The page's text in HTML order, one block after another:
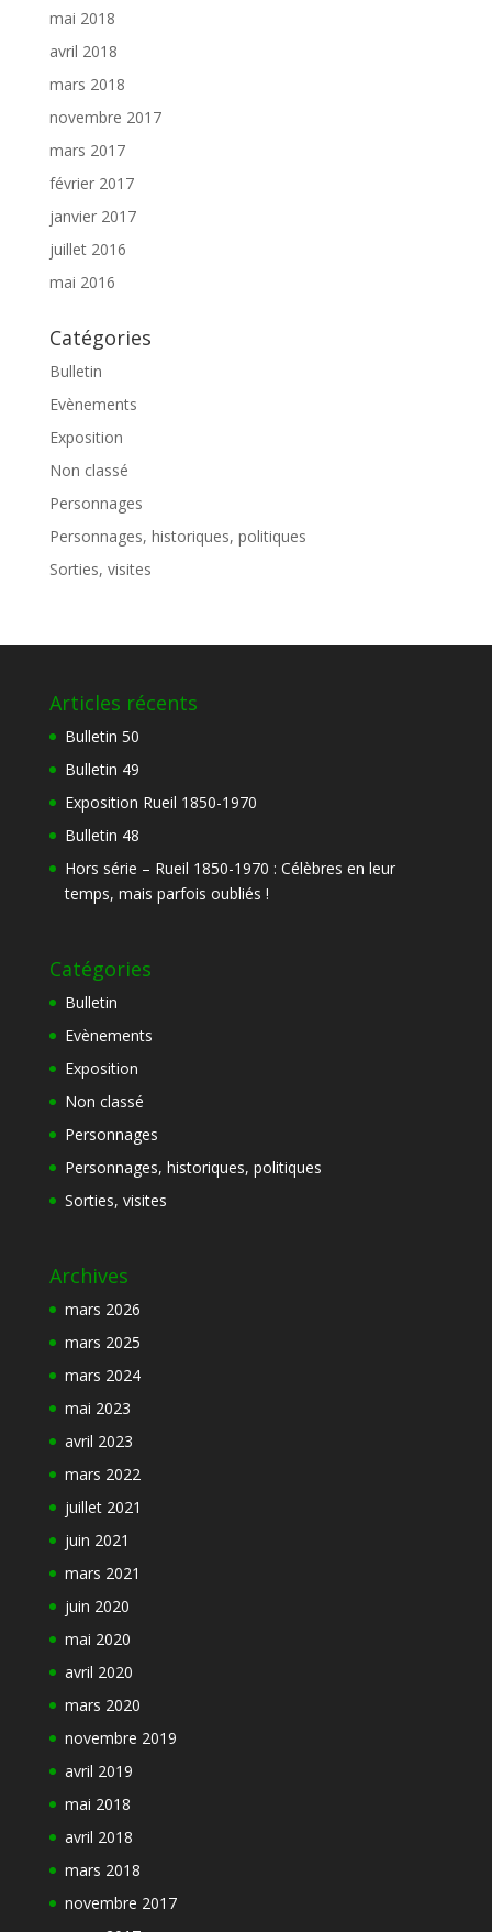
mai 2018
avril 2018
mars 2018
novembre 2017
mars 2017
février 2017
janvier 2017
juillet 2016
mai 2016
Catégories
Bulletin
Evènements
Exposition
Non classé
Personnages
Personnages, historiques, politiques
Sorties, visites
Articles récents
Bulletin 50
Bulletin 49
Exposition Rueil 1850-1970
Bulletin 48
Hors série – Rueil 1850-1970 : Célèbres en leur
temps, mais parfois oubliés !
Catégories
Bulletin
Evènements
Exposition
Non classé
Personnages
Personnages, historiques, politiques
Sorties, visites
Archives
mars 2026
mars 2025
mars 2024
mai 2023
avril 2023
mars 2022
juillet 2021
juin 2021
mars 2021
juin 2020
mai 2020
avril 2020
mars 2020
novembre 2019
avril 2019
mai 2018
avril 2018
mars 2018
novembre 2017